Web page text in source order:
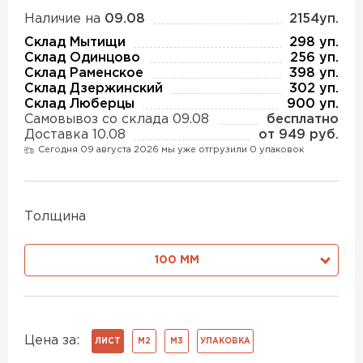
Наличие на 09.08
2154уп.
Склад Мытищи
298 уп.
Склад Одинцово
256 уп.
Склад Раменское
398 уп.
Склад Дзержинский
302 уп.
Склад Люберцы
900 уп.
Самовывоз со склада 09.08
бесплатно
Доставка 10.08
от 949 руб.
Сегодня 09 августа 2026 мы уже отгрузили 0 упаковок
Толщина
100 ММ
Цена за: ЛИСТ М2 М3 УПАКОВКА
Утеплитель Ruspanel
ПЕРЕЙТИ
Утеплитель Юматекс
Утеплитель Теплекс
Утеплитель Дирок
Утеплитель Белтеп
Утеплитель Тизол